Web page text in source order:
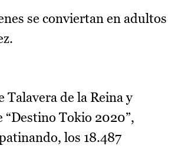
se conviertan en adultos
Talavera de la Reina y
“Destino Tokio 2020”,
los 18.487